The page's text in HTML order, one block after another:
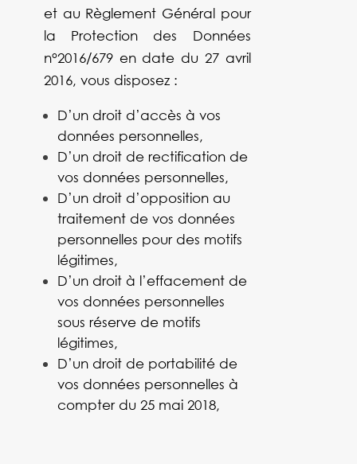
et au Règlement Général pour
la Protection des Données
n°2016/679 en date du 27 avril
2016, vous disposez :
D’un droit d’accès à vos
données personnelles,
D’un droit de rectification de
vos données personnelles,
D’un droit d’opposition au
traitement de vos données
personnelles pour des motifs
légitimes,
D’un droit à l’effacement de
vos données personnelles
sous réserve de motifs
légitimes,
D’un droit de portabilité de
vos données personnelles à
compter du 25 mai 2018,